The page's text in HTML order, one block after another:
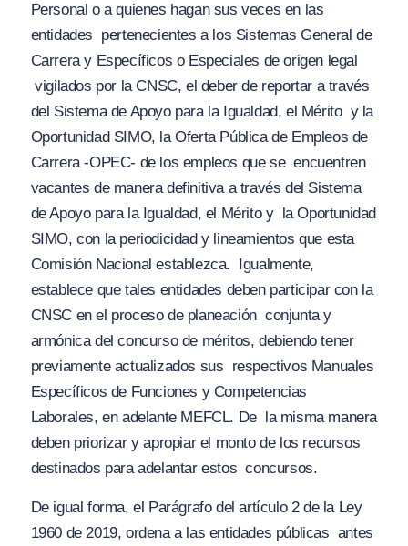
Personal o a quienes hagan sus veces en las
entidades pertenecientes a los Sistemas General de
Carrera y Específicos o Especiales de origen legal
vigilados por la CNSC, el deber de reportar a través
del Sistema de Apoyo para la Igualdad, el Mérito y la
Oportunidad SIMO, la Oferta Pública de Empleos de
Carrera -OPEC- de los empleos que se encuentren
vacantes de manera definitiva a través del Sistema
de Apoyo para la Igualdad, el Mérito y
la Oportunidad
SIMO, con la periodicidad y lineamientos que esta
Comisión Nacional establezca.
Igualmente,
establece que tales entidades deben participar con la
CNSC en el proceso de planeación conjunta y
armónica del concurso de méritos, debiendo tener
previamente actualizados sus respectivos Manuales
Específicos de Funciones y Competencias
Laborales, en adelante MEFCL. De
la misma manera
deben priorizar y apropiar el monto de los recursos
destinados para adelantar estos concursos.
De igual forma, el Parágrafo del artículo 2 de la Ley
1960 de 2019, ordena a las entidades públicas antes